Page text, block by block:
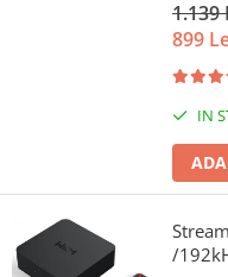
1.139
899
IN
/